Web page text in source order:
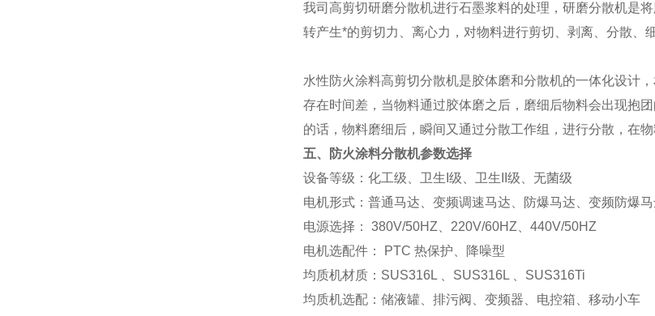
我司高剪切研磨分散机进行石墨浆料的处理，研磨分散机是
转产生*的剪切力、离心力，对物料进行剪切、剥离、分散、
水性防火涂料高剪切分散机是胶体磨和分散机的一体化设计
存在时间差，当物料通过胶体磨之后，磨细后物料会出现抱
的话，物料磨细后，瞬间又通过分散工作组，进行分散，在
五、防火涂料分散机参数选择
设备等级：化工级、卫生I级、卫生II级、无菌级
电机形式：普通马达、变频调速马达、防爆马达、变频防爆
电源选择： 380V/50HZ、220V/60HZ、440V/50HZ
电机选配件： PTC 热保护、降噪型
均质机材质：SUS316L 、SUS316L 、SUS316Ti
均质机选配：储液罐、排污阀、变频器、电控箱、移动小车